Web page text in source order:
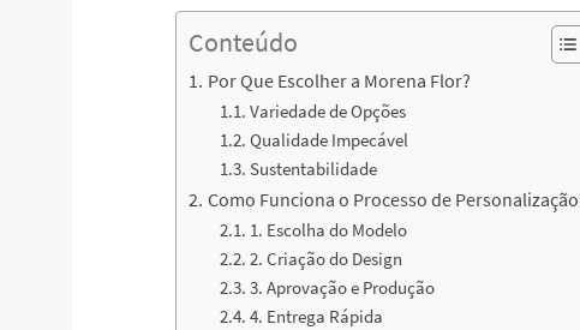
Conteúdo
Por Que Escolher a Morena Flor?
Variedade de Opções
Qualidade Impecável
Sustentabilidade
Como Funciona o Processo de
1. Escolha do Modelo
2. Criação do Design
3. Aprovação e Produção
4. Entrega Rápida